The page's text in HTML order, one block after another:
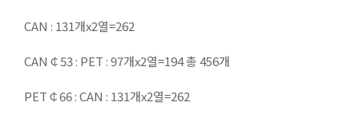
CAN : 131개x2열=262
CAN￠53 : PET : 97개x2열=194 총 456개
PET￠66 : CAN : 131개x2열=262